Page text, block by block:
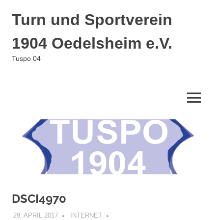
InhaltTurn und Sportverein
1904 Oedelsheim e.V.
Tuspo 04
MENÜ
DSCI4970
29. APRIL 2017 INTERNET